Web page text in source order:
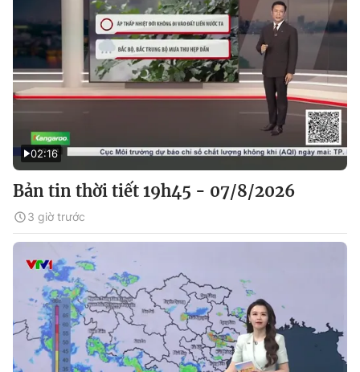
02:16
Bản tin thời tiết 19h45 - 07/8/2026
3 giờ trước